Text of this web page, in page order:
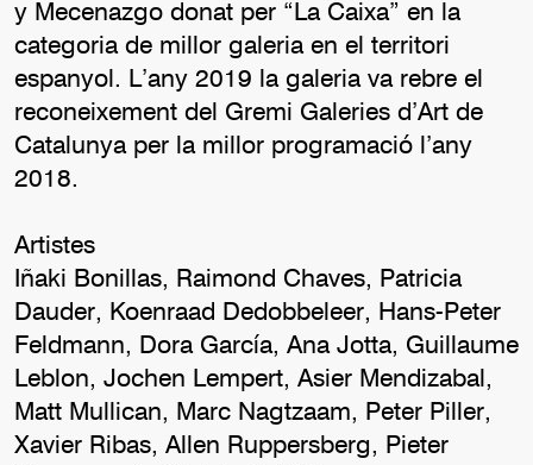
y Mecenazgo donat per “La Caixa” en la
categoria de millor galeria en el territori
espanyol. L’any 2019 la galeria va rebre el
reconeixement del Gremi Galeries d’Art de
Catalunya per la millor programació l’any
2018.
Artistes
Iñaki Bonillas, Raimond Chaves, Patricia
Dauder, Koenraad Dedobbeleer, Hans-Peter
Feldmann, Dora García, Ana Jotta, Guillaume
Leblon, Jochen Lempert, Asier Mendizabal,
Matt Mullican, Marc Nagtzaam, Peter Piller,
Xavier Ribas, Allen Ruppersberg, Pieter